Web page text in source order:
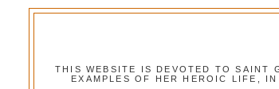
THIS WEBSITE IS DEVOTED TO SAINT
EXAMPLES OF HER HEROIC LIFE,